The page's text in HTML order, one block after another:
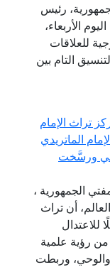
رئيس
الأربعاء،
للعلاقات
التام بين
تراث الإمام
الماتريدي
ورسَّخت
الجمهورية ،
أن تراث
من رؤية علمية
وربطت